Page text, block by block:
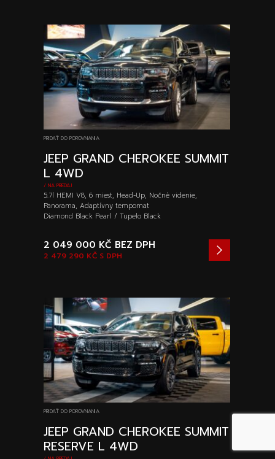
PRIDAŤ DO POROVNANIA
JEEP GRAND CHEROKEE SUMMIT
L 4WD
/ NA PREDAJ
5.7l HEMI V8, 6 miest, Head-Up, Nočné videnie,
Panorama, Adaptívny tempomat
Diamond Black Pearl / Tupelo Black
2 479 290 KČ S DPH
2 049 000 KČ BEZ DPH
PRIDAŤ DO POROVNANIA
JEEP GRAND CHEROKEE SUMMIT
RESERVE L 4WD